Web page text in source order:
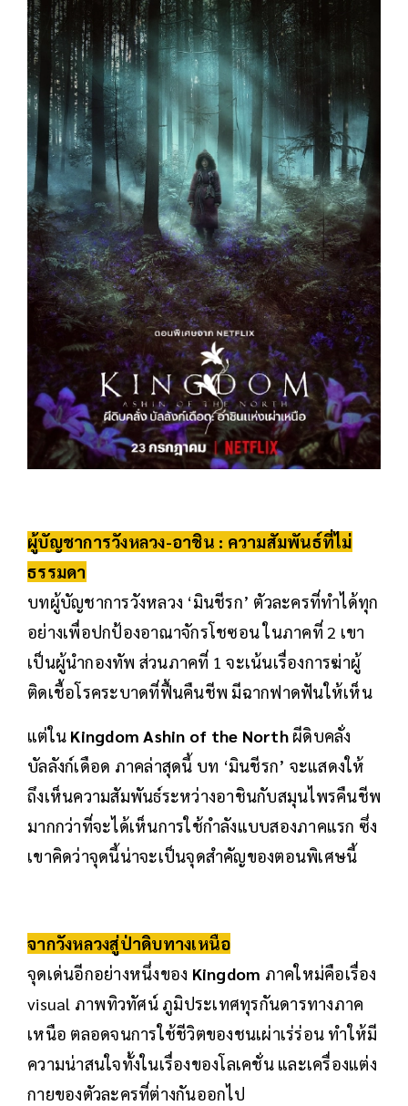
ผู้บัญชาการวังหลวง-อาชิน : ความสัมพันธ์ที่ไม่
ธรรมดา
บทผู้บัญชาการวังหลวง ‘มินชีรก’ ตัวละครที่ทำได้ทุก
อย่างเพื่อปกป้องอาณาจักรโชซอน ในภาคที่ 2 เขา
เป็นผู้นำกองทัพ ส่วนภาคที่ 1 จะเน้นเรื่องการฆ่าผู้
ติดเชื้อโรคระบาดที่ฟื้นคืนชีพ มีฉากฟาดฟันให้เห็น
แต่ใน Kingdom Ashin of the North ผีดิบคลั่ง
บัลลังก์เดือด ภาคล่าสุดนี้ บท ‘มินชีรก’ จะแสดงให้
ถึงเห็นความสัมพันธ์ระหว่างอาชินกับสมุนไพรคืนชีพ
มากกว่าที่จะได้เห็นการใช้กำลังแบบสองภาคแรก ซึ่ง
เขาคิดว่าจุดนี้น่าจะเป็นจุดสำคัญของตอนพิเศษนี้
จากวังหลวงสู่ป่าดิบทางเหนือ
จุดเด่นอีกอย่างหนึ่งของ Kingdom ภาคใหม่คือเรื่อง
visual ภาพทิวทัศน์ ภูมิประเทศทุรกันดารทางภาค
เหนือ ตลอดจนการใช้ชีวิตของชนเผ่าเร่ร่อน ทำให้มี
ความน่าสนใจทั้งในเรื่องของโลเคชั่น และเครื่องแต่ง
กายของตัวละครที่ต่างกันออกไป